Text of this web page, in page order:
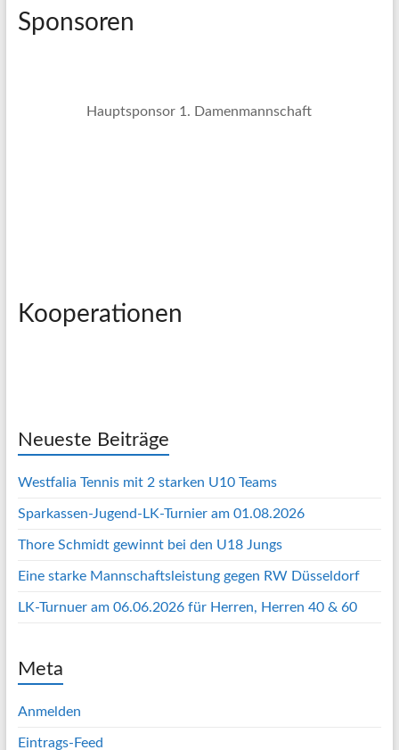
Sponsoren
Hauptsponsor 1. Damenmannschaft
Kooperationen
Neueste Beiträge
Westfalia Tennis mit 2 starken U10 Teams
Sparkassen-Jugend-LK-Turnier am 01.08.2026
Thore Schmidt gewinnt bei den U18 Jungs
Eine starke Mannschaftsleistung gegen RW Düsseldorf
LK-Turnuer am 06.06.2026 für Herren, Herren 40 & 60
Meta
Anmelden
Eintrags-Feed